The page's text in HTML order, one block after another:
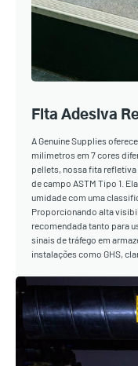
Fita Adesiva
A Genuine Supplies
milímetros em 7 cores
pellets, nossa fita
de campo ASTM Tipo 1.
umidade com uma
Proporcionando alta
recomendada tanto para
sinais de tráfego em
instalações como GHS,